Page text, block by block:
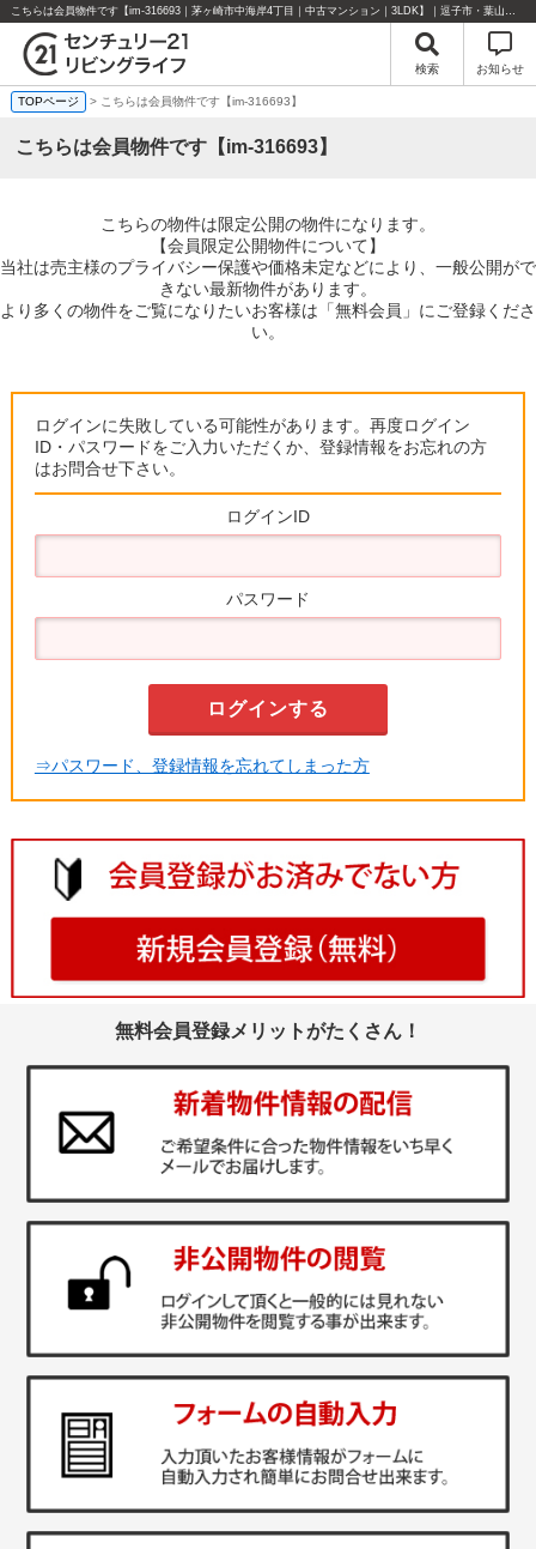
こちらは会員物件です【im-316693｜茅ヶ崎市中海岸4丁目｜中古マンション｜3LDK】｜逗子市・葉山町・湘南エリアの不動産のことならセンチュリー21リビングライフにお任せください！
検索 お知らせ
TOPページ > こちらは会員物件です【im-316693】
こちらは会員物件です【im-316693】
こちらの物件は限定公開の物件になります。
【会員限定公開物件について】
当社は売主様のプライバシー保護や価格未定などにより、一般公開がで
きない最新物件があります。
より多くの物件をご覧になりたいお客様は「無料会員」にご登録くださ
い。
ログインに失敗している可能性があります。再度ログイン
ID・パスワードをご入力いただくか、登録情報をお忘れの方
はお問合せ下さい。
ログインID
パスワード
⇒パスワード、登録情報を忘れてしまった方
無料会員登録メリットがたくさん！